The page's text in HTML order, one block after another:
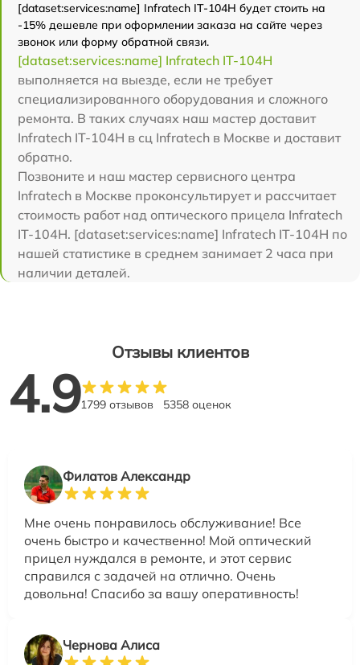
[dataset:services:name] Infratech IT-104H будет стоить на
-15% дешевле при оформлении заказа на сайте через
звонок или форму обратной связи.
[dataset:services:name] Infratech IT-104H
выполняется на выезде, если не требует
специализированного оборудования и сложного
ремонта. В таких случаях наш мастер доставит
Infratech IT-104H в сц Infratech в Москве и доставит
обратно.
Позвоните и наш мастер сервисного центра
Infratech в Москве проконсультирует и рассчитает
стоимость работ над оптического прицела Infratech
IT-104H. [dataset:services:name] Infratech IT-104H по
нашей статистике в среднем занимает 2 часа при
наличии деталей.
Отзывы клиентов
4.91799 отзывов 5358 оценок
Филатов Александр
Мне очень понравилось обслуживание! Все
очень быстро и качественно! Мой оптический
прицел нуждался в ремонте, и этот сервис
справился с задачей на отлично. Очень
довольна! Спасибо за вашу оперативность!
Чернова Алиса